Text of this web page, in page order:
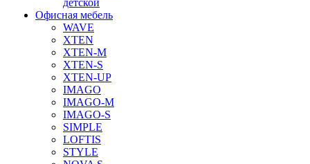
детской
Офисная мебель
WAVE
XTEN
XTEN-M
XTEN-S
XTEN-UP
IMAGO
IMAGO-M
IMAGO-S
SIMPLE
LOFTIS
STYLE